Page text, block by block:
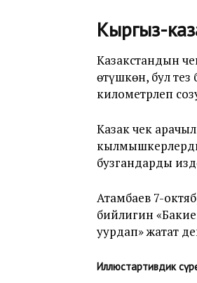
Кыргыз-
Казакстандын
өтүшкөн, бул
километрлеп
Казак чек
бузгандарды
Атамбаев 7-
бийлигин
уурдап» жатат
Иллюстартивдик